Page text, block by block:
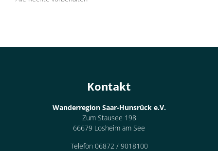
Kontakt
Wanderregion Saar-Hunsrück e.V.
Zum Stausee 198
66679 Losheim am See
Telefon 06872 / 9018100